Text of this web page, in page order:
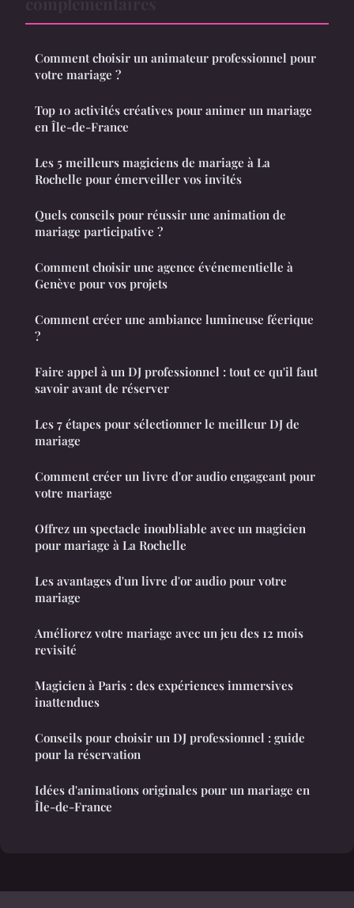
Comment choisir un animateur professionnel pour
votre mariage ?
Top 10 activités créatives pour animer un mariage
en Île-de-France
Les 5 meilleurs magiciens de mariage à La
Rochelle pour émerveiller vos invités
Quels conseils pour réussir une animation de
mariage participative ?
Comment choisir une agence événementielle à
Genève pour vos projets
Comment créer une ambiance lumineuse féerique
?
Faire appel à un DJ professionnel : tout ce qu'il faut
savoir avant de réserver
Les 7 étapes pour sélectionner le meilleur DJ de
mariage
Comment créer un livre d'or audio engageant pour
votre mariage
Offrez un spectacle inoubliable avec un magicien
pour mariage à La Rochelle
Les avantages d'un livre d'or audio pour votre
mariage
Améliorez votre mariage avec un jeu des 12 mois
revisité
Magicien à Paris : des expériences immersives
inattendues
Conseils pour choisir un DJ professionnel : guide
pour la réservation
Idées d'animations originales pour un mariage en
Île-de-France